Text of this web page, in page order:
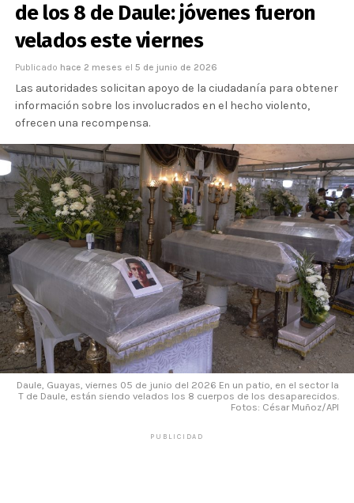
de los 8 de Daule: jóvenes fueron
velados este viernes
Publicado hace 2 meses el 5 de junio de 2026
Las autoridades solicitan apoyo de la ciudadanía para obtener
información sobre los involucrados en el hecho violento,
ofrecen una recompensa.
Daule, Guayas, viernes 05 de junio del 2026 En un patio, en el sector la
T de Daule, están siendo velados los 8 cuerpos de los desaparecidos.
Fotos: César Muñoz/API
PUBLICIDAD